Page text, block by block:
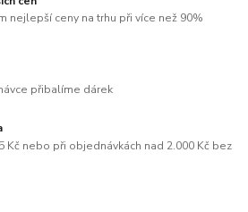
nejlepší ceny na trhu při více než 90%
přibalíme dárek
Kč nebo při objednávkách nad 2.000 Kč bez